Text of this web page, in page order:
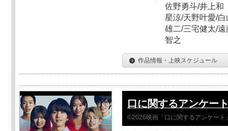
佐野勇斗/井上和
星涼/天野叶愛/
雄二/三宅健太/
智之
作品情報・上映スケジュール
口に関するアンケー
©2026映画「口に関するアンケート